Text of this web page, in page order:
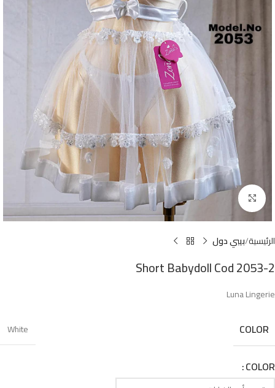
Click to enlarge
الرئيسية بيبي دول
Short Babydoll Cod 2053-2
Luna Lingerie
COLOR
White
COLOR